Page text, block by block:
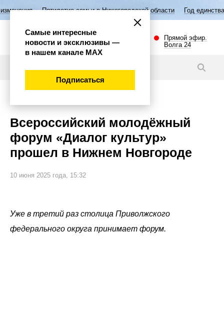
семьи в Нижегородской области Год единства народов
Прямой эфир.
Волга 24
Всероссийский молодёжный
форум «Диалог культур»
прошел в Нижнем Новгороде
10 июня 2025 года, 15:32
Уже в третий раз столица Приволжского
федерального округа принимает форум.
Самые интересные
новости и эксклюзивы —
в нашем канале МАХ
Подписаться